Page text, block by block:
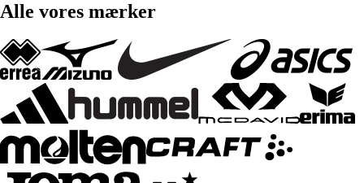
Alle vores mærker